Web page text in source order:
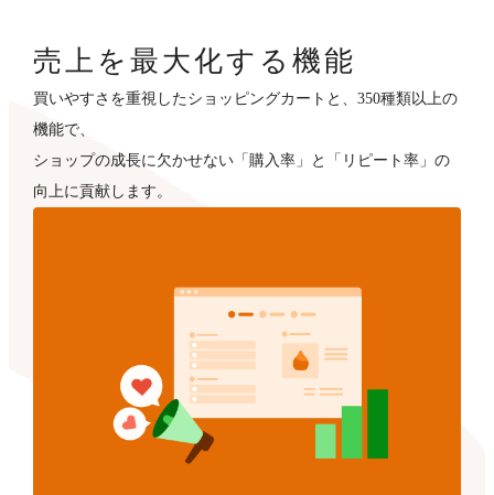
売上を最大化する機能
買いやすさを重視したショッピングカートと、350種類以上の
機能で、
ショップの成長に欠かせない「購入率」と「リピート率」の
向上に貢献します。